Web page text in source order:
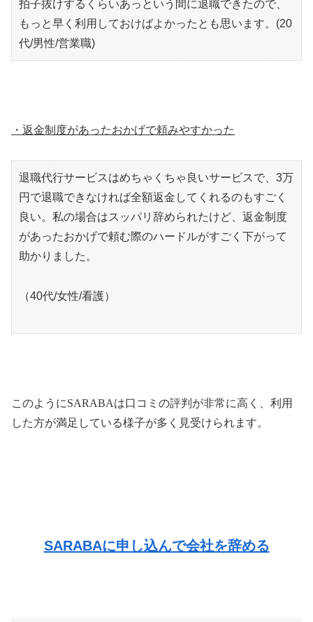
拍子抜けするくらいあっという間に退職できたので、
もっと早く利用しておけばよかったとも思います。(20
代/男性/営業職)
・返金制度があったおかげで頼みやすかった
退職代行サービスはめちゃくちゃ良いサービスで、3万
円で退職できなければ全額返金してくれるのもすごく
良い。私の場合はスッパリ辞められたけど、返金制度
があったおかげで頼む際のハードルがすごく下がって
助かりました。
（40代/女性/看護）
このようにSARABAは口コミの評判が非常に高く、利用
した方が満足している様子が多く見受けられます。
SARABAに申し込んで会社を辞める